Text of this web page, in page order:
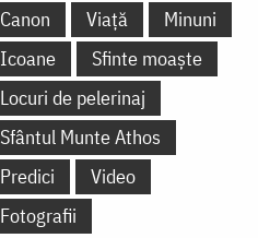
Canon
Viață
Minuni
Icoane
Sfinte moaște
Locuri de pelerinaj
Sfântul Munte Athos
Predici
Video
Fotografii